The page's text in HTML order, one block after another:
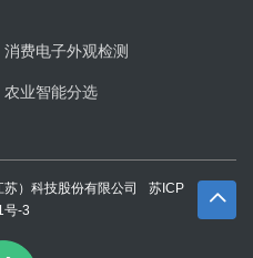
消费电子外观检测
农业智能分选
）科技股份有限公司
苏ICP
号-3